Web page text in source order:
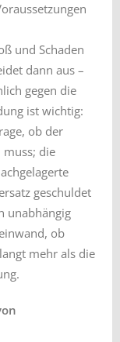
und Schaden
dann aus –
gegen die
ist wichtig:
ob der
die
geschuldet
unabhängig
ob
mehr als die